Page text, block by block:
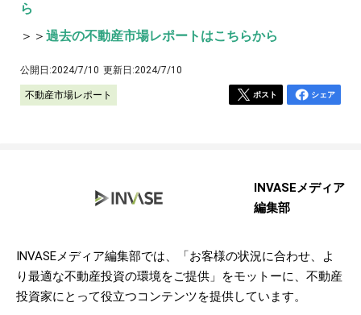
ら
＞＞ 過去の不動産市場レポートはこちらから
公開日:2024/7/10 更新日:2024/7/10
不動産市場レポート ポスト シェア
INVASEメディア
編集部
INVASEメディア編集部では、「お客様の状況に合わせ、よ
り最適な不動産投資の環境をご提供」をモットーに、不動産
投資家にとって役立つコンテンツを提供しています。